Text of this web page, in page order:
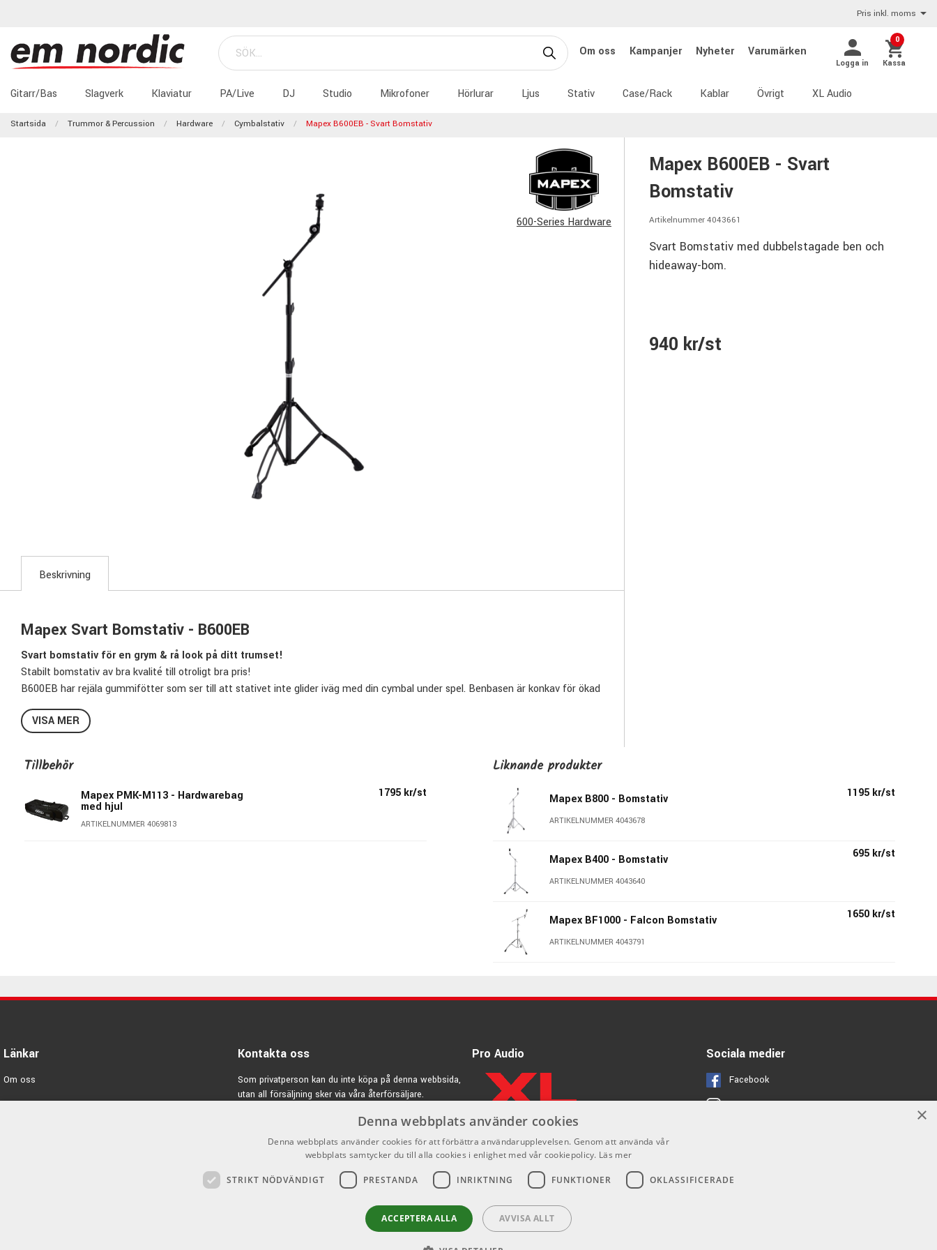
Pris inkl. moms
Om oss Kampanjer Nyheter Varumärken
Logga in
0
Kassa
Gitarr/Bas Slagverk Klaviatur PA/Live DJ Studio Mikrofoner Hörlurar Ljus Stativ Case/Rack Kablar Övrigt XL Audio
Startsida Trummor & Percussion Hardware Cymbalstativ Mapex B600EB - Svart Bomstativ
600-Series Hardware
Mapex B600EB - Svart
Bomstativ
Artikelnummer 4043661
Svart Bomstativ med dubbelstagade ben och
hideaway-bom.
940 kr/st
Beskrivning
Mapex Svart Bomstativ - B600EB
Svart bomstativ för en grym & rå look på ditt trumset!
Stabilt bomstativ av bra kvalité till otroligt bra pris!
B600EB har rejäla gummifötter som ser till att stativet inte glider iväg med din cymbal under spel. Benbasen är konkav för ökad
stabilitet samt enklare placering. Modellen är utrustad med en lettrad bom för bra grepp, är steglöst höj- & sänkbart & har en
fintandad tilt för bra justeringsmöjligheter.
cymbalstativ. Detta är även otroligt smidigt vid transport då stativet tar fantastiskt mycket mindre plats i hardwarecaset.
Specifikationer B-600EB:
Finish:Svart
Bomstativ
Hos Mapex finns en vilja att ständigt utvecklas. Både när det gäller nya innovationer såsom SONIClear Bearing Egdes & Halo
vad man trodde var möjligt!
Letar du efter ett prisvärt trumset, virveltrumma, hardware, trumpall, pedal eller andra trumtillbehör så är Mapex ett helt
otroligt bra alternativ att kolla in!
VISA MER
Tillbehör
Mapex PMK-M113 - Hardwarebag
med hjul
ARTIKELNUMMER 4069813
1795 kr/st
Liknande produkter
Mapex B800 - Bomstativ
ARTIKELNUMMER 4043678
1195 kr/st
Mapex B400 - Bomstativ
ARTIKELNUMMER 4043640
695 kr/st
Mapex BF1000 - Falcon Bomstativ
ARTIKELNUMMER 4043791
1650 kr/st
ARTIKELNUMMER 4043660
Länkar
Om oss
Varumärken
Kontakta oss
Som privatperson kan du inte köpa på denna webbsida,
utan all försäljning sker via våra återförsäljare.
Pro Audio Sociala medier
Facebook
Instagram ×
Denna webbplats använder cookies
Denna webbplats använder cookies för att förbättra användarupplevelsen. Genom att använda vår
webbplats samtycker du till alla cookies i enlighet med vår cookiepolicy. Läs mer
STRIKT NÖDVÄNDIGT PRESTANDA INRIKTNING FUNKTIONER OKLASSIFICERADE
ACCEPTERA ALLA AVVISA ALLT